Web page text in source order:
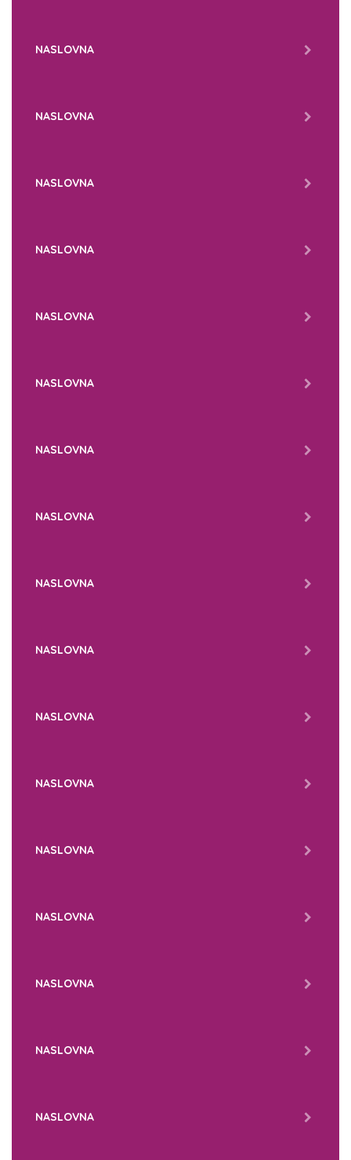
NASLOVNA
NASLOVNA
NASLOVNA
NASLOVNA
NASLOVNA
NASLOVNA
NASLOVNA
NASLOVNA
NASLOVNA
NASLOVNA
NASLOVNA
NASLOVNA
NASLOVNA
NASLOVNA
NASLOVNA
NASLOVNA
NASLOVNA